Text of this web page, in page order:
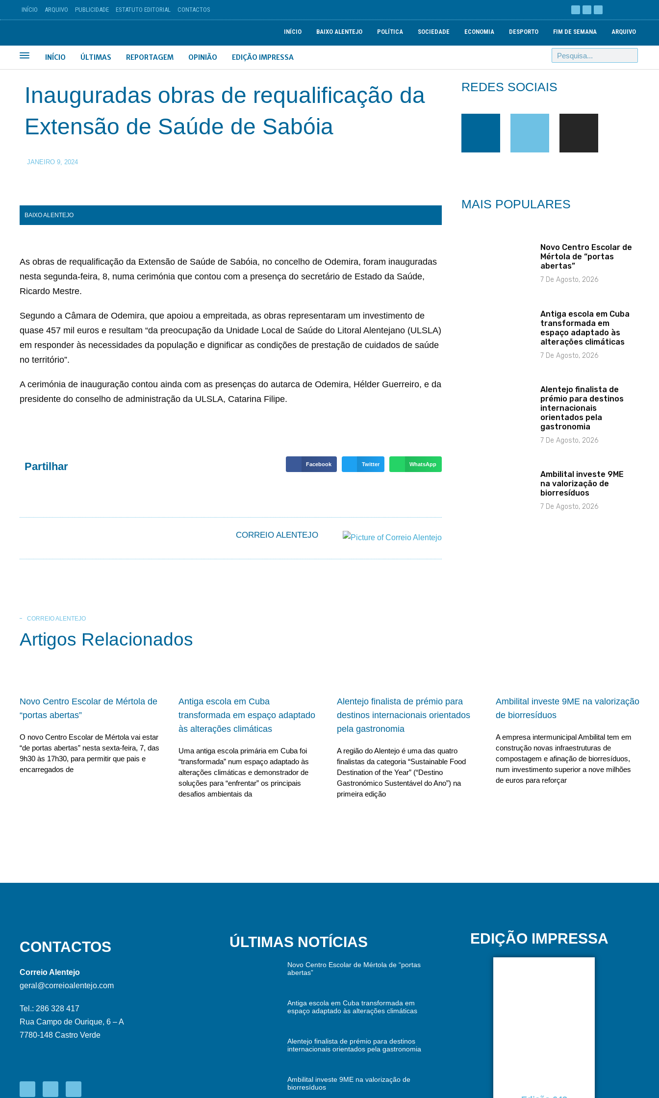
INÍCIO ARQUIVO PUBLICIDADE ESTATUTO EDITORIAL CONTACTOS
INÍCIO BAIXO ALENTEJO POLÍTICA SOCIEDADE ECONOMIA DESPORTO FIM DE SEMANA ARQUIVO
INÍCIO ÚLTIMAS REPORTAGEM OPINIÃO EDIÇÃO IMPRESSA
Inauguradas obras de requalificação da
Extensão de Saúde de Sabóia
JANEIRO 9, 2024
BAIXO ALENTEJO
As obras de requalificação da Extensão de Saúde de Sabóia, no concelho de Odemira, foram inauguradas
nesta segunda-feira, 8, numa cerimónia que contou com a presença do secretário de Estado da Saúde,
Ricardo Mestre.
Segundo a Câmara de Odemira, que apoiou a empreitada, as obras representaram um investimento de
quase 457 mil euros e resultam “da preocupação da Unidade Local de Saúde do Litoral Alentejano (ULSLA)
em responder às necessidades da população e dignificar as condições de prestação de cuidados de saúde
no território”.
A cerimónia de inauguração contou ainda com as presenças do autarca de Odemira, Hélder Guerreiro, e da
presidente do conselho de administração da ULSLA, Catarina Filipe.
Partilhar Facebook Twitter WhatsApp
CORREIO ALENTEJO
REDES SOCIAIS
MAIS POPULARES
Novo Centro Escolar de
Mértola de “portas
abertas”
7 De Agosto, 2026
Antiga escola em Cuba
transformada em
espaço adaptado às
alterações climáticas
7 De Agosto, 2026
Alentejo finalista de
prémio para destinos
internacionais
orientados pela
gastronomia
7 De Agosto, 2026
Ambilital investe 9ME
na valorização de
biorresíduos
7 De Agosto, 2026
CORREIO ALENTEJO
Artigos Relacionados
Novo Centro Escolar de Mértola de
“portas abertas”
O novo Centro Escolar de Mértola vai estar
“de portas abertas” nesta sexta-feira, 7, das
9h30 às 17h30, para permitir que pais e
encarregados de
Antiga escola em Cuba
transformada em espaço adaptado
às alterações climáticas
Uma antiga escola primária em Cuba foi
“transformada” num espaço adaptado às
alterações climáticas e demonstrador de
soluções para “enfrentar” os principais
desafios ambientais da
Alentejo finalista de prémio para
destinos internacionais orientados
pela gastronomia
A região do Alentejo é uma das quatro
finalistas da categoria “Sustainable Food
Destination of the Year” (“Destino
Gastronómico Sustentável do Ano”) na
primeira edição
Ambilital investe 9ME na valorização
de biorresíduos
A empresa intermunicipal Ambilital tem em
construção novas infraestruturas de
compostagem e afinação de biorresíduos,
num investimento superior a nove milhões
de euros para reforçar
CONTACTOS
Correio Alentejo
geral@correioalentejo.com
Tel.: 286 328 417
Rua Campo de Ourique, 6 – A
7780-148 Castro Verde
ÚLTIMAS NOTÍCIAS
Novo Centro Escolar de Mértola de “portas
abertas”
Antiga escola em Cuba transformada em
espaço adaptado às alterações climáticas
Alentejo finalista de prémio para destinos
internacionais orientados pela gastronomia
Ambilital investe 9ME na valorização de
biorresíduos
EDIÇÃO IMPRESSA